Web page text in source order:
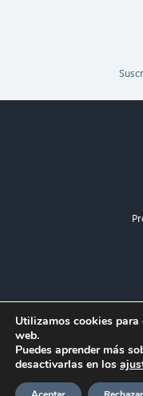
Utilizamos cookies para
web.
Puedes aprender más
desactivarlas en los